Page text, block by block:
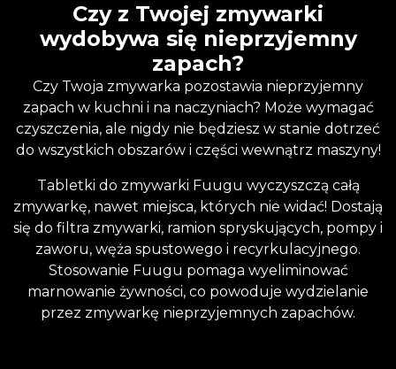
Czy z Twojej zmywarki
wydobywa się nieprzyjemny
zapach?
Czy Twoja zmywarka pozostawia nieprzyjemny
zapach w kuchni i na naczyniach? Może wymagać
czyszczenia, ale nigdy nie będziesz w stanie dotrzeć
do wszystkich obszarów i części wewnątrz maszyny!
Tabletki do zmywarki Fuugu wyczyszczą całą
zmywarkę, nawet miejsca, których nie widać! Dostają
się do filtra zmywarki, ramion spryskujących, pompy i
zaworu, węża spustowego i recyrkulacyjnego.
Stosowanie Fuugu pomaga wyeliminować
marnowanie żywności, co powoduje wydzielanie
przez zmywarkę nieprzyjemnych zapachów.